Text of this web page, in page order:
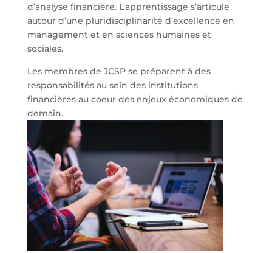
d’analyse financière. L’apprentissage s’articule
autour d’une pluridisciplinarité d’excellence en
management et en sciences humaines et
sociales.
Les membres de JCSP se préparent à des
responsabilités au sein des institutions
financières au coeur des enjeux économiques de
demain.